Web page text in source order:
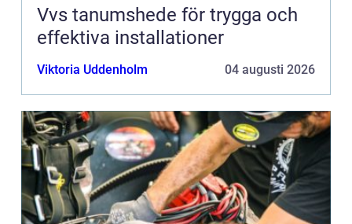
Vvs tanumshede för trygga och
effektiva installationer
Viktoria Uddenholm 04 augusti 2026